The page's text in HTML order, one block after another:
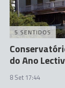
5 SENTIDOS
do Ano
8 Set 17:44